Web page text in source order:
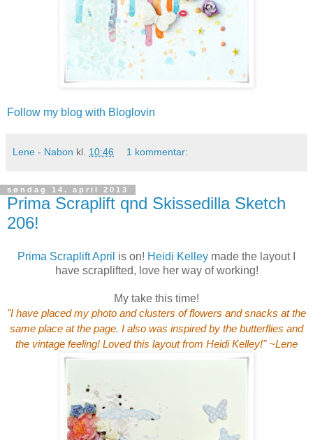
Follow my blog with Bloglovin
Lene - Nabon kl. 10:46 1 kommentar:
søndag 14. april 2013
Prima Scraplift qnd Skissedilla Sketch
206!
Prima Scraplift April is on! Heidi Kelley made the layout I
have scraplifted, love her way of working!
My take this time!
"I have placed my photo and clusters of flowers and snacks at the
same place at the page. I also was inspired by the butterflies and
the vintage feeling! Loved this layout from Heidi Kelley!" ~Lene